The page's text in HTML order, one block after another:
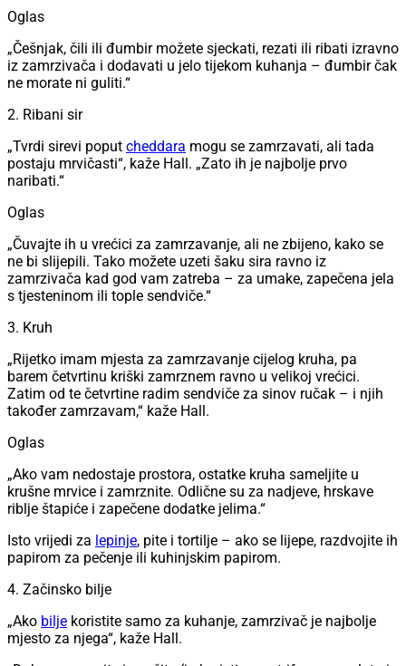
Oglas
„Češnjak, čili ili đumbir možete sjeckati, rezati ili ribati izravno
iz zamrzivača i dodavati u jelo tijekom kuhanja – đumbir čak
ne morate ni guliti.“
2. Ribani sir
„Tvrdi sirevi poput cheddara mogu se zamrzavati, ali tada
postaju mrvičasti“, kaže Hall. „Zato ih je najbolje prvo
naribati.“
Oglas
„Čuvajte ih u vrećici za zamrzavanje, ali ne zbijeno, kako se
ne bi slijepili. Tako možete uzeti šaku sira ravno iz
zamrzivača kad god vam zatreba – za umake, zapečena jela
s tjesteninom ili tople sendviče.“
3. Kruh
„Rijetko imam mjesta za zamrzavanje cijelog kruha, pa
barem četvrtinu kriški zamrznem ravno u velikoj vrećici.
Zatim od te četvrtine radim sendviče za sinov ručak – i njih
također zamrzavam,“ kaže Hall.
Oglas
„Ako vam nedostaje prostora, ostatke kruha sameljite u
krušne mrvice i zamrznite. Odlične su za nadjeve, hrskave
riblje štapiće i zapečene dodatke jelima.“
Isto vrijedi za lepinje, pite i tortilje – ako se lijepe, razdvojite ih
papirom za pečenje ili kuhinjskim papirom.
4. Začinsko bilje
„Ako bilje koristite samo za kuhanje, zamrzivač je najbolje
mjesto za njega“, kaže Hall.